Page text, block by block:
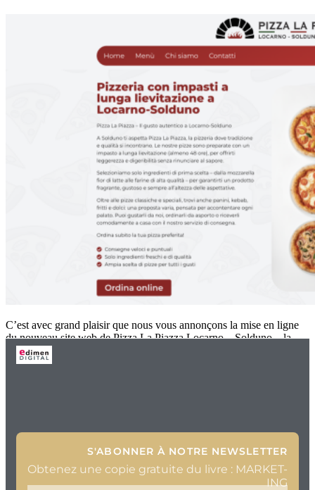
C’est avec grand plaisir que nous vous annonçons la mise en ligne
du nouveau site web de Pizza La Piazza Locarno – Solduno – la
S'ABONNER À NOTRE NEWSLETTER
Obtenez une copie gratuite du livre : MARKET-
ING